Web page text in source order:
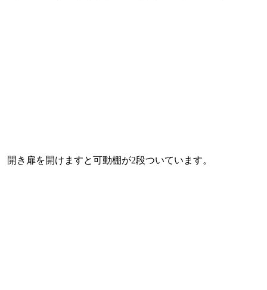
開き扉を開けますと可動棚が2段ついています。